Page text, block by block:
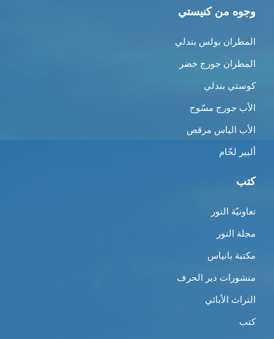
وجوه من كنيستي
المطران بولس بندلي
المطران جورج خضر
كوستي بندلي
الأب جورج مسّوح
الأب الياس مرقص
ألبير لحّام
كتب
تعاونيّة النور
مجلة النور
مكتبة بانياس
منشورات دير الحرف
التراث الأبائي
كتب